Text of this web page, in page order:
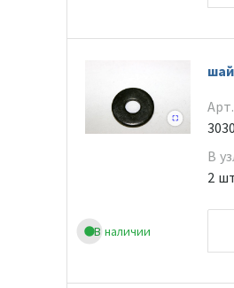
В наличии
Арт.
В
2